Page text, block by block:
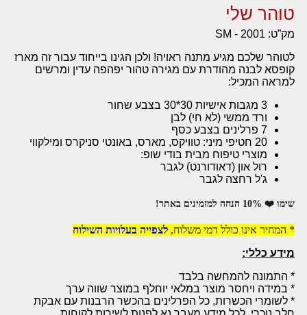
טוהר שלי
מק”ט: SM - 2001
לטוהר שלכם מגיע מתנה ראויה! ולכן הגינו בייחוד עבור זה מארז
קופסא לבנה מהודרת עם מגירה טהור יפהפה עדין ומרשים
למראה המכיל:
3 מגבות אישיות 30*30 בצבע שחור
ורד ממשי (לא חי) לבן
7 פרלינים בצבע כסף
20 חטיפי מיני: טוויקס, מארס, באונטי סניקרס ומילקווי
מוצרי טיפוח מבית בודי שופ:
רול און (דאודורנט) לגבר
ג'ל רחצה לגבר
שימו ❤️ 10% הנחה למזמינים באתר!
* המחיר אינו כולל דמי משלוח, לצפייה בעלויות השילוח
מידע כללי:
* התמונה להמחשה בלבד
* במידה ויחסר מוצר במלאי יוחלף במוצר שווה ערך
* לשומרי הכשרות, כל הפרלינים בהכשר הרבנות עם אבקת